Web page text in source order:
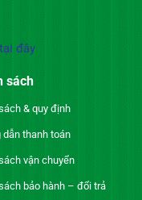
tại đây
sách
& quy định
dẫn thanh toán
vận chuyển
bảo hành – đổi trả